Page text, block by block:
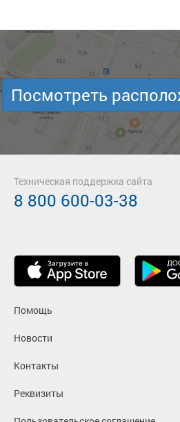
Посмотреть
Помощь
Новости
Контакты
Реквизиты
Техническая поддержка сайта
8 800 600-03-38